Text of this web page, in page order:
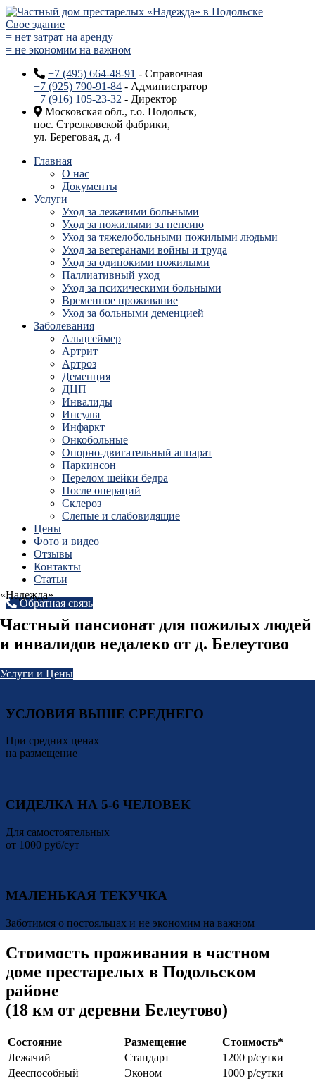
Свое здание
= нет затрат на аренду
= не экономим на важном
+7 (495) 664-48-91 - Справочная
+7 (925) 790-91-84 - Администратор
+7 (916) 105-23-32 - Директор
Московская обл., г.о. Подольск,
пос. Стрелковской фабрики,
ул. Береговая, д. 4
Главная
О нас
Документы
Услуги
Уход за лежачими больными
Уход за пожилыми за пенсию
Уход за тяжелобольными пожилыми людьми
Уход за ветеранами войны и труда
Уход за одинокими пожилыми
Паллиативный уход
Уход за психическими больными
Временное проживание
Уход за больными деменцией
Заболевания
Альцгеймер
Артрит
Артроз
Деменция
ДЦП
Инвалиды
Инсульт
Инфаркт
Онкобольные
Опорно-двигательный аппарат
Паркинсон
Перелом шейки бедра
После операций
Склероз
Слепые и слабовидящие
Цены
Фото и видео
Отзывы
Контакты
Статьи
Обратная связь
«Надежда»
Частный пансионат для пожилых людей
и инвалидов недалеко от д. Белеутово
Услуги и Цены
УСЛОВИЯ ВЫШЕ СРЕДНЕГО
При средних ценах
на размещение
СИДЕЛКА НА 5-6 ЧЕЛОВЕК
Для самостоятельных
от 1000 руб/сут
МАЛЕНЬКАЯ ТЕКУЧКА
Заботимся о постояльцах и не экономим на важном
Стоимость проживания в частном
доме престарелых в Подольском
районе
(18 км от деревни Белеутово)
Состояние Размещение
Стоимость*
Лежачий
Стандарт
1200 р/сутки
Дееспособный
Эконом
1000 р/сутки